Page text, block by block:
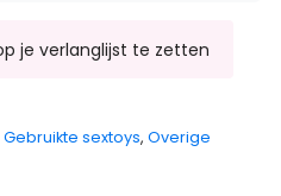
Gebruikte sextoys, Overige